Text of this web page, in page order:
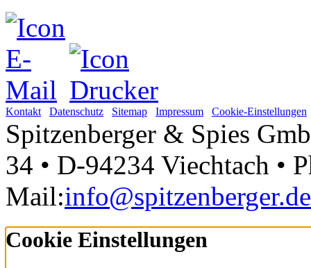
Kontakt Datenschutz Sitemap Impressum Cookie-Einstellungen
Spitzenberger & Spies
34 • D-94234 Viechtach •
Mail:info@spitzenberger.de
Cookie Einstellungen